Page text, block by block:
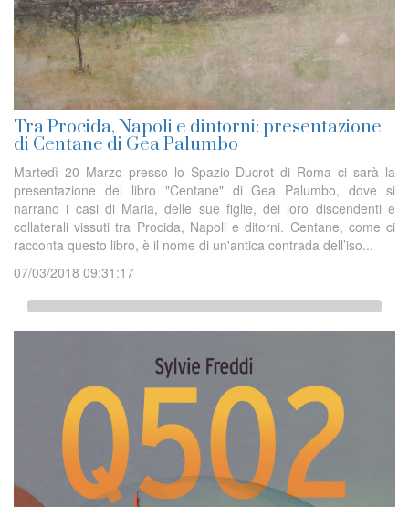
Tra Procida, Napoli e dintorni: presentazione
di Centane di Gea Palumbo
Martedì 20 Marzo presso lo Spazio Ducrot di Roma ci sarà la
presentazione del libro "Centane" di Gea Palumbo, dove si
narrano i casi di Maria, delle sue figlie, dei loro discendenti e
collaterali vissuti tra Procida, Napoli e ditorni. Centane, come ci
racconta questo libro, è il nome di un'antica contrada dell’iso...
07/03/2018 09:31:17